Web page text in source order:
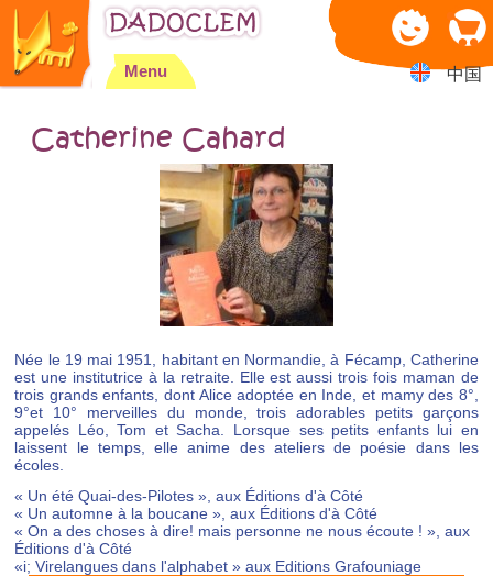
Jump to navigation
Menu 中国
Catherine Cahard
Née le 19 mai 1951, habitant en Normandie, à Fécamp, Catherine
est une institutrice à la retraite. Elle est aussi trois fois maman de
trois grands enfants, dont Alice adoptée en Inde, et mamy des 8°,
9°et 10° merveilles du monde, trois adorables petits garçons
appelés Léo, Tom et Sacha. Lorsque ses petits enfants lui en
laissent le temps, elle anime des ateliers de poésie dans les
écoles.
« Un été Quai-des-Pilotes », aux Éditions d'à Côté
« Un automne à la boucane », aux Éditions d'à Côté
« On a des choses à dire! mais personne ne nous écoute ! », aux
Éditions d'à Côté
«i; Virelangues dans l'alphabet » aux Editions Grafouniage